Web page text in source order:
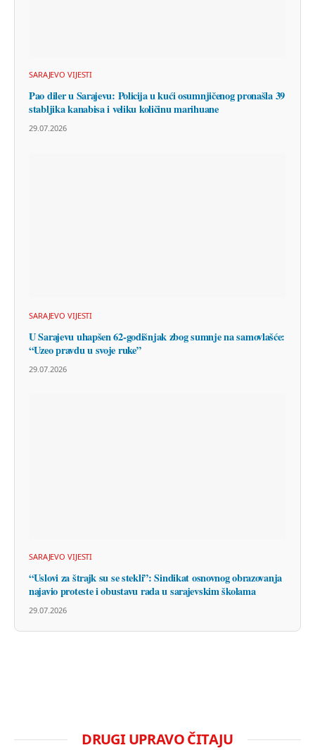
SARAJEVO VIJESTI
Pao diler u Sarajevu: Policija u kući osumnjičenog pronašla 39
stabljika kanabisa i veliku količinu marihuane
29.07.2026
SARAJEVO VIJESTI
U Sarajevu uhapšen 62-godišnjak zbog sumnje na samovlašće:
“Uzeo pravdu u svoje ruke”
29.07.2026
SARAJEVO VIJESTI
“Uslovi za štrajk su se stekli”: Sindikat osnovnog obrazovanja
najavio proteste i obustavu rada u sarajevskim školama
29.07.2026
DRUGI UPRAVO ČITAJU